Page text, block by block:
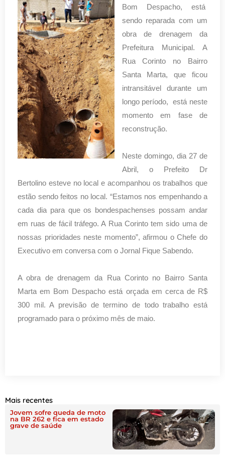
Bom Despacho, está
sendo reparada com um
obra de drenagem da
Prefeitura Municipal. A
Rua Corinto no Bairro
Santa Marta, que ficou
intransitável durante um
longo período, está neste
momento em fase de
reconstrução.
Neste domingo, dia 27 de
Abril, o Prefeito Dr
Bertolino esteve no local e acompanhou os trabalhos que
estão sendo feitos no local. “Estamos nos empenhando a
cada dia para que os bondespachenses possam andar
em ruas de fácil tráfego. A Rua Corinto tem sido uma de
nossas prioridades neste momento”, afirmou o Chefe do
Executivo em conversa com o Jornal Fique Sabendo.
A obra de drenagem da Rua Corinto no Bairro Santa
Marta em Bom Despacho está orçada em cerca de R$
300 mil. A previsão de termino de todo trabalho está
programado para o próximo mês de maio.
Mais recentes
Jovem sofre queda de moto
na BR 262 e fica em estado
grave de saúde